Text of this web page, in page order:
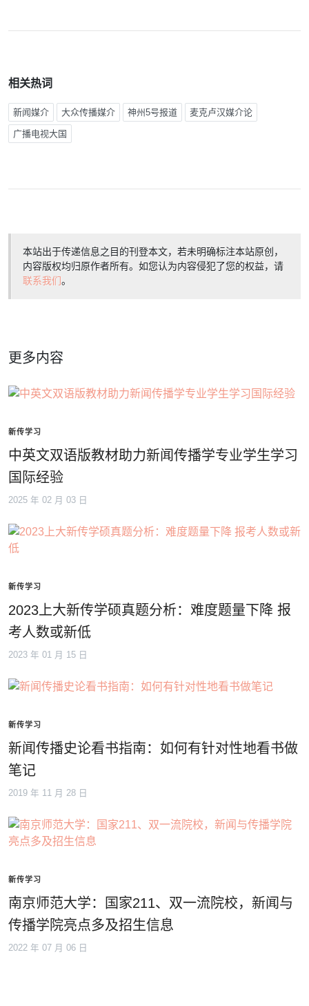
相关热词
新闻媒介 大众传播媒介 神州5号报道 麦克卢汉媒介论
广播电视大国
本站出于传递信息之目的刊登本文，若未明确标注本站原创，
内容版权均归原作者所有。如您认为内容侵犯了您的权益，请
联系我们。
更多内容
新传学习
中英文双语版教材助力新闻传播学专业学生学习
国际经验
2025 年 02 月 03 日
新传学习
2023上大新传学硕真题分析：难度题量下降 报
考人数或新低
2023 年 01 月 15 日
新传学习
新闻传播史论看书指南：如何有针对性地看书做
笔记
2019 年 11 月 28 日
新传学习
南京师范大学：国家211、双一流院校，新闻与
传播学院亮点多及招生信息
2022 年 07 月 06 日